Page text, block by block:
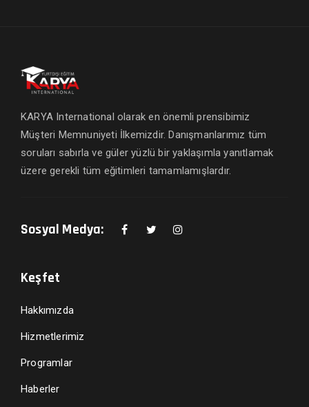
KARYA International olarak en önemli prensibimiz
Müşteri Memnuniyeti İlkemizdir. Danışmanlarımız tüm
soruları sabırla ve güler yüzlü bir yaklaşımla yanıtlamak
üzere gerekli tüm eğitimleri tamamlamışlardır.
Sosyal Medya:
Keşfet
Hakkımızda
Hizmetlerimiz
Programlar
Haberler